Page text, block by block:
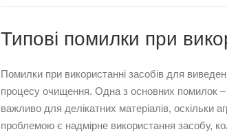
Типові помилки при
Помилки при використанні засобів для
процесу очищення. Одна з основних помилок –
важливо для делікатних матеріалів,
проблемою є надмірне використання засобу,